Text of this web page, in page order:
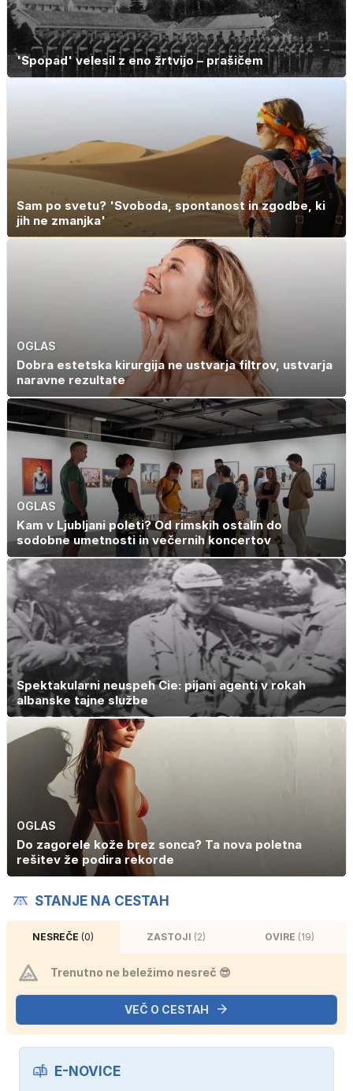
'Spopad' velesil z eno žrtvijo – prašičem
Sam po svetu? 'Svoboda, spontanost in zgodbe, ki
jih ne zmanjka'
OGLAS
Dobra estetska kirurgija ne ustvarja filtrov, ustvarja
naravne rezultate
OGLAS
Kam v Ljubljani poleti? Od rimskih ostalin do
sodobne umetnosti in večernih koncertov
Spektakularni neuspeh Cie: pijani agenti v rokah
albanske tajne službe
OGLAS
Do zagorele kože brez sonca? Ta nova poletna
rešitev že podira rekorde
STANJE NA CESTAH
NESREČE (0) ZASTOJI (2) OVIRE (19)
Trenutno ne beležimo nesreč 😎
VEČ O CESTAH
E-NOVICE